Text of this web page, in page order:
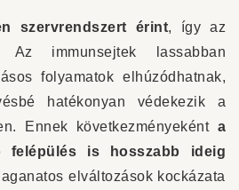
szervrendszert érint, így az
Az immunsejtek lassabban
folyamatok elhúzódhatnak,
hatékonyan védekezik a
Ennek következményeként a
felépülés is hosszabb ideig
elváltozások kockázata